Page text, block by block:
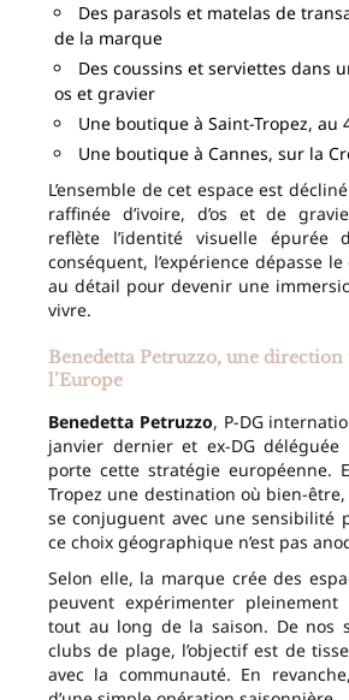
Des parasols et matelas de
de la marque
Des coussins et serviettes dans
os et gravier
Une boutique à Saint-Tropez, au
Une boutique à Cannes, sur la
L’ensemble de cet espace est
raffinée d’ivoire, d’os et de
reflète l’identité visuelle
conséquent, l’expérience dépasse
au détail pour devenir une
vivre.
Benedetta Petruzzo, une direction
l’Europe
Benedetta Petruzzo, P-DG
janvier dernier et ex-DG déléguée
porte cette stratégie européenne.
Tropez une destination où bien-
se conjuguent avec une sensibilité
ce choix géographique n’est pas
Selon elle, la marque crée des
peuvent expérimenter
tout au long de la saison. De nos
clubs de plage, l’objectif est de
avec la communauté. En